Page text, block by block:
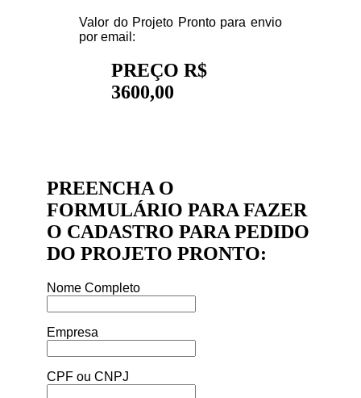
Valor do Projeto Pronto para envio
por email:
PREÇO R$
3600,00
PREENCHA O
FORMULÁRIO PARA FAZER
O CADASTRO PARA PEDIDO
DO PROJETO PRONTO:
Nome Completo
Empresa
CPF ou CNPJ